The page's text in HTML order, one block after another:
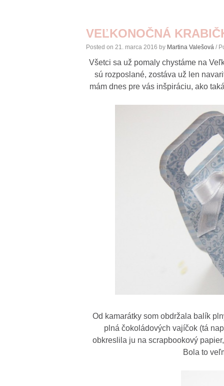
VEĽKONOČNÁ
Posted on 21. marca 2016 by Martina Valešová /
Všetci sa už pomaly chystáme na
sú rozposlané, zostáva už len
mám dnes pre vás inšpiráciu, ako
Od kamarátky som obdržala balík
plná čokoládových vajíčok (tá
obkreslila ju na scrapbookový
Bola to